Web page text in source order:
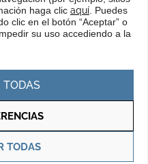
haga clic aquí . Puedes
clic en el botón “Aceptar” o
su uso accediendo a la
TODAS
TODAS
Política de cookies